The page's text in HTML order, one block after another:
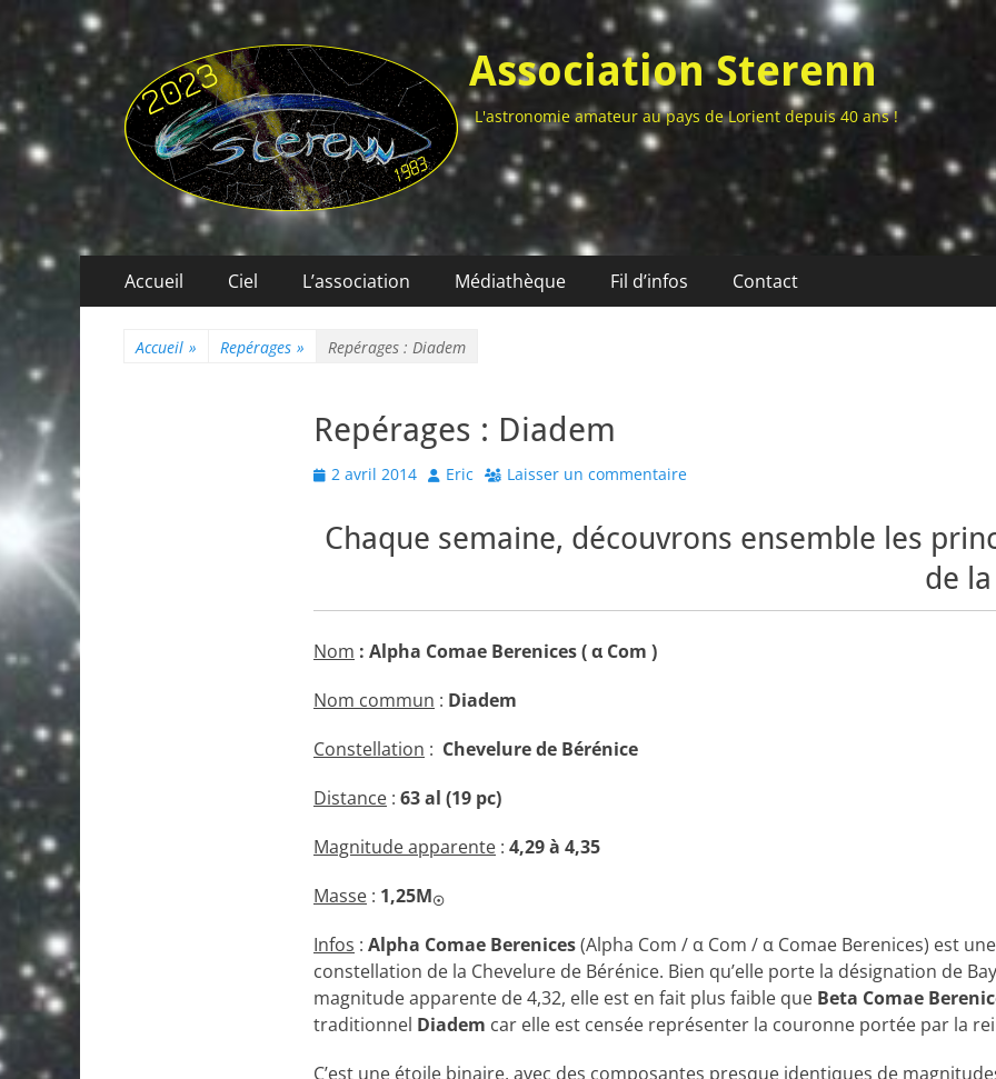
Association Sterenn
L'astronomie amateur au pays de Lorient depuis 40 ans !
Menu
principal
Accueil Ciel L’association Médiathèque Fil d’infos Contact
Accueil » Repérages » Repérages : Diadem
Repérages : Diadem
Posted
2 avril 2014 Author
Eric Laisser un commentaire
Chaque semaine, découvrons ensemble les
de
Nom : Alpha Comae Berenices ( α Com )
Nom commun : Diadem
Constellation : Chevelure de Bérénice
Distance : 63 al (19 pc)
Magnitude apparente : 4,29 à 4,35
Masse : 1,25M☉
Infos : Alpha Comae Berenices(Alpha Com / α Com / α Comae Berenices) est
constellation de la Chevelure de Bérénice. Bien qu’elle porte la désignation de
magnitude apparente de 4,32, elle est en fait plus faible que Beta Comae
traditionnel Diadem car elle est censée représenter la couronne portée par la
C’est une étoile binaire, avec des composantes presque identiques de